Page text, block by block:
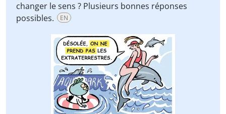
changer le sens ? Plusieurs bonnes réponses
possibles.
EN